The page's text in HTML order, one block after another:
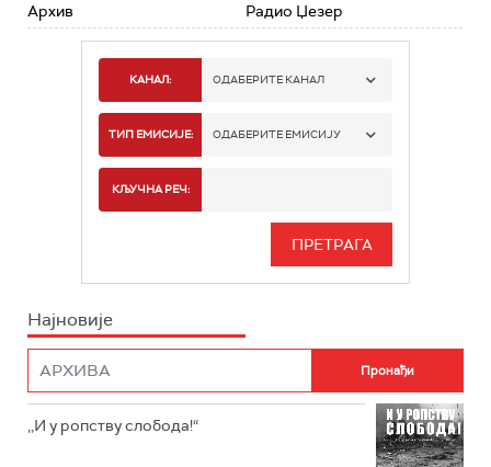
Архив Радио Џезер
КАНАЛ: ОДАБЕРИТЕ КАНАЛ
РАДИО БЕОГРАД 1
РАДИО БЕОГРАД 3
РАДИО РОКЕНРОЛЕР
ТИП ЕМИСИЈЕ: ОДАБЕРИТЕ ЕМИСИЈУ
ИНФО
КЉУЧНА РЕЧ:
Најновије
,,И у ропству слобода!“